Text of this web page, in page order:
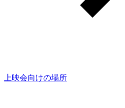
上映会向けの場所